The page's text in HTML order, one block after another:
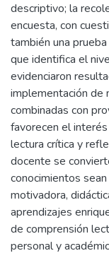
descriptivo; la
encuesta, con
también una
que identifica el
evidenciaron
implementación de
combinadas con
favorecen el
lectura crítica y
docente se
conocimientos
motivadora,
aprendizajes
de comprensión
personal y